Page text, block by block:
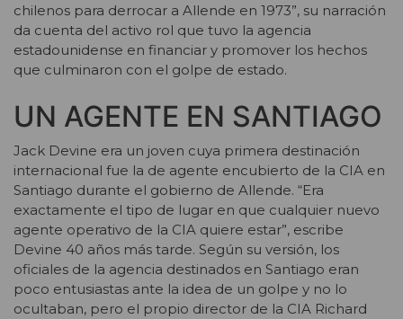
chilenos para derrocar a Allende en 1973”, su narración
da cuenta del activo rol que tuvo la agencia
estadounidense en financiar y promover los hechos
que culminaron con el golpe de estado.
UN AGENTE EN SANTIAGO
Jack Devine era un joven cuya primera destinación
internacional fue la de agente encubierto de la CIA en
Santiago durante el gobierno de Allende. “Era
exactamente el tipo de lugar en que cualquier nuevo
agente operativo de la CIA quiere estar”, escribe
Devine 40 años más tarde. Según su versión, los
oficiales de la agencia destinados en Santiago eran
poco entusiastas ante la idea de un golpe y no lo
ocultaban, pero el propio director de la CIA Richard